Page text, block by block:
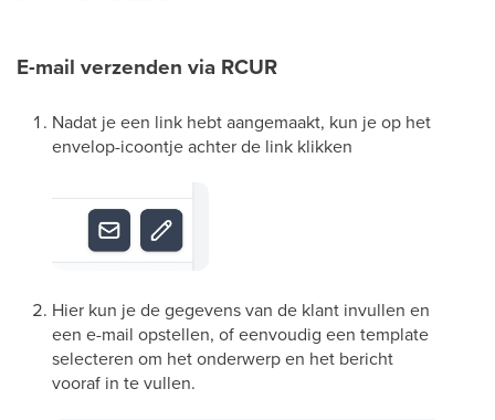
E-mail verzenden via RCUR
Nadat je een link hebt aangemaakt, kun je op het
envelop-icoontje achter de link klikken
Hier kun je de gegevens van de klant invullen en
een e-mail opstellen, of eenvoudig een template
selecteren om het onderwerp en het bericht
vooraf in te vullen.